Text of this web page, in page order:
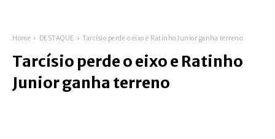
Home DESTAQUE Tarcísio perde o eixo e Ratinho Junior ganha terreno
Tarcísio perde o eixo e Ratinho
Junior ganha terreno